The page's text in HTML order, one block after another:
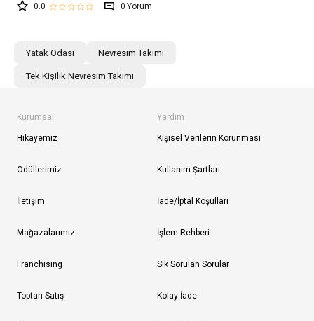
0.0 0
Yatak Odası Nevresim Takımı
Tek Kişilik Nevresim Takımı
Kurumsal
Hikayemiz
Ödüllerimiz
İletişim
Mağazalarımız
Franchising
Toptan Satış
Yardım
Kişisel Verilerin Korunması
Kullanım Şartları
İade/İptal Koşulları
İşlem Rehberi
Sık Sorulan Sorular
Kolay İade